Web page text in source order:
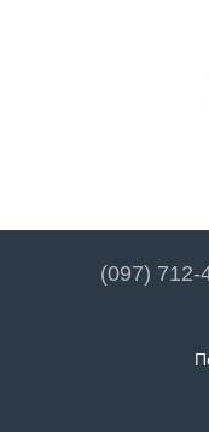
(097) 712-